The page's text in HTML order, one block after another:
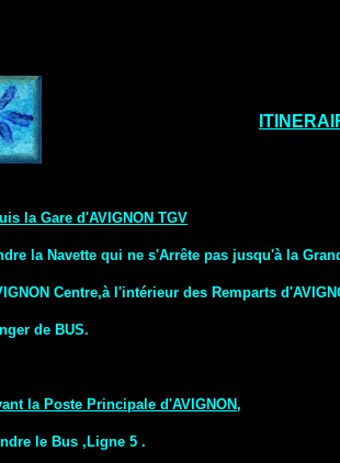
la Gare d'AVIGNON TGV
la Navette qui ne s'Arrête pas jusqu'à la
Centre,à l'intérieur des Remparts
de BUS.
la Poste Principale d'AVIGNON,
le Bus ,Ligne 5 .